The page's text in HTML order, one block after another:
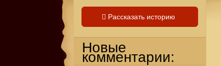
Рассказать историю
Новые
комментарии: